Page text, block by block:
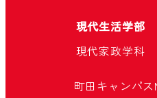
現代生活学部
現代家政学科
町田キャンパス